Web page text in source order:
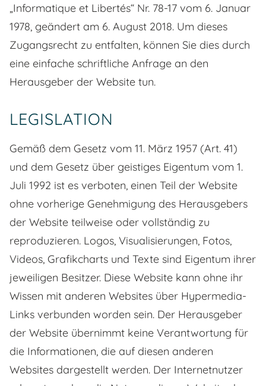
„Informatique et Libertés“ Nr. 78-17 vom 6. Januar
1978, geändert am 6. August 2018. Um dieses
Zugangsrecht zu entfalten, können Sie dies durch
eine einfache schriftliche Anfrage an den
Herausgeber der Website tun.
LEGISLATION
Gemäß dem Gesetz vom 11. März 1957 (Art. 41)
und dem Gesetz über geistiges Eigentum vom 1.
Juli 1992 ist es verboten, einen Teil der Website
ohne vorherige Genehmigung des Herausgebers
der Website teilweise oder vollständig zu
reproduzieren. Logos, Visualisierungen, Fotos,
Videos, Grafikcharts und Texte sind Eigentum ihrer
jeweiligen Besitzer. Diese Website kann ohne ihr
Wissen mit anderen Websites über Hypermedia-
Links verbunden worden sein. Der Herausgeber
der Website übernimmt keine Verantwortung für
die Informationen, die auf diesen anderen
Websites dargestellt werden. Der Internetnutzer